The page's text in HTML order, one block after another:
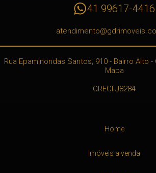
41 99617-4416
Rua Epaminondas Santos, 910 - Bairro Alto -
Mapa
CRECI J8284
Home
Imóveis a venda